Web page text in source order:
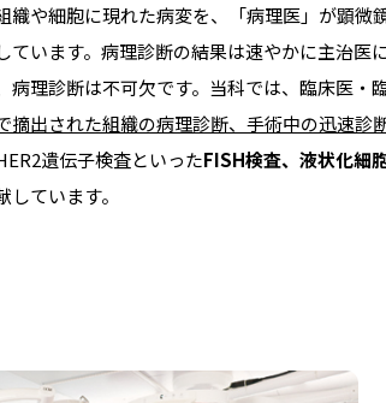
織や細胞に現れた病変を、「病理医」が顕
ています。病理診断の結果は速やかに主治
病理診断は不可欠です。当科では、臨床医・
摘出された組織の病理診断、手術中の迅速診
遺伝子検査といったFISH検査、液状化細
ています。